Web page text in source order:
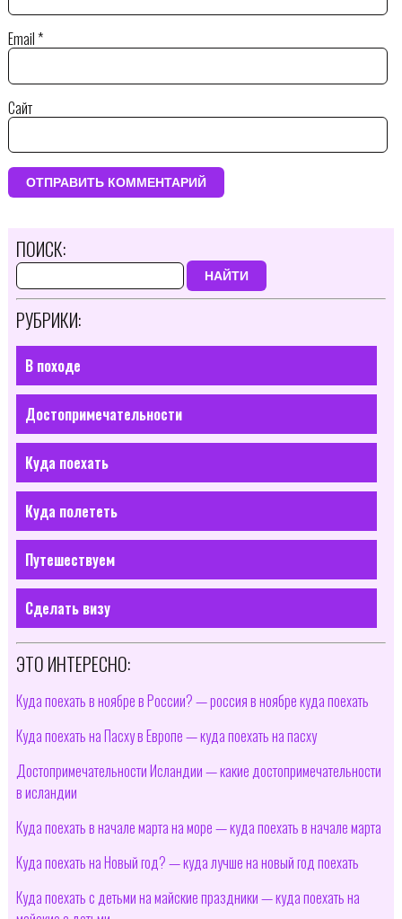
Email*
Сайт
ПОИСК:
НАЙТИ
РУБРИКИ:
В походе
Достопримечательности
Куда поехать
Куда полететь
Путешествуем
Сделать визу
ЭТО ИНТЕРЕСНО:
Куда поехать в ноябре в России? — россия в ноябре куда поехать
Куда поехать на Пасху в Европе — куда поехать на пасху
Достопримечательности Исландии — какие достопримечательности
в исландии
Куда поехать в начале марта на море — куда поехать в начале марта
Куда поехать на Новый год? — куда лучше на новый год поехать
Куда поехать с детьми на майские праздники — куда поехать на